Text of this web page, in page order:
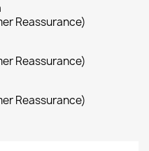
Reassurance)
Reassurance)
Reassurance)